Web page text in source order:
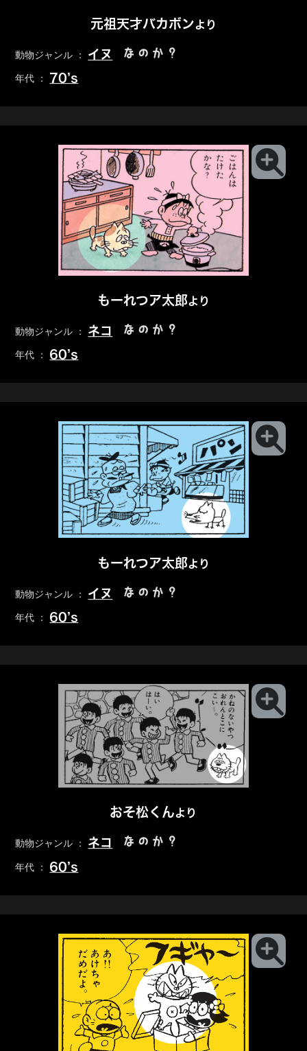
元祖天才バカボンより
動物ジャンル ： イヌ なのか？
年代 ： 70’s
もーれつア太郎より
動物ジャンル ： ネコ なのか？
年代 ： 60’s
もーれつア太郎より
動物ジャンル ： イヌ なのか？
年代 ： 60’s
おそ松くんより
動物ジャンル ： ネコ なのか？
年代 ： 60’s